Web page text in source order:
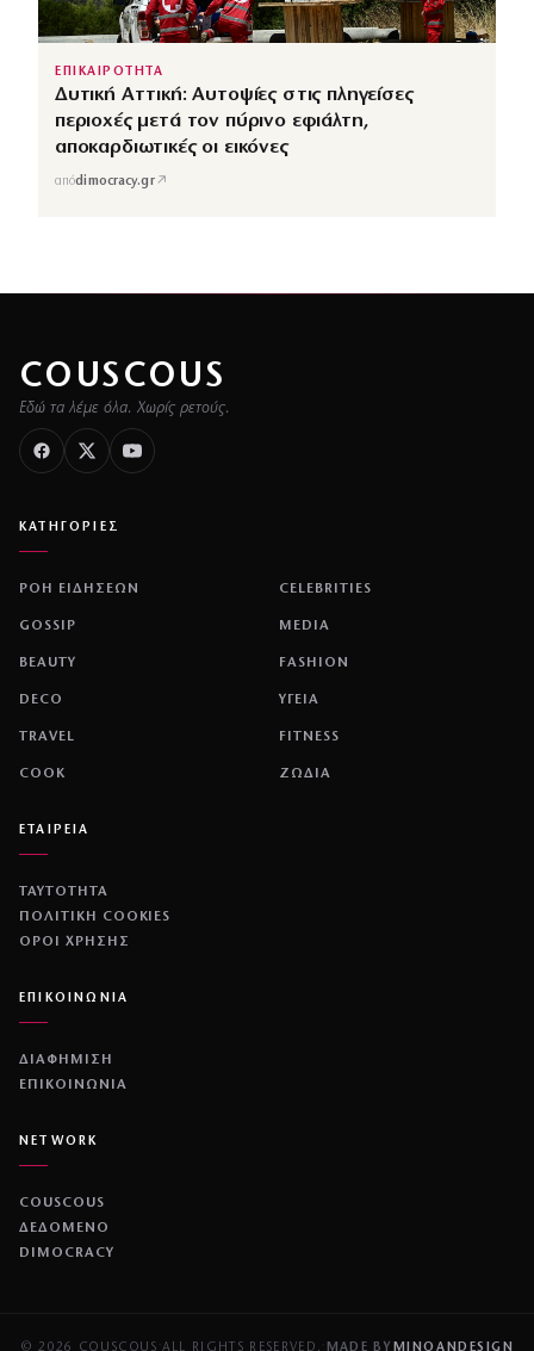
ΕΠΙΚΑΙΡΟΤΗΤΑ
Δυτική Αττική: Αυτοψίες στις πληγείσες
περιοχές μετά τον πύρινο εφιάλτη,
αποκαρδιωτικές οι εικόνες
απόdimocracy.gr↗
COUSCOUS
Εδώ τα λέμε όλα. Χωρίς ρετούς.
ΚΑΤΗΓΟΡΙΕΣ
ΡΟΗ ΕΙΔΗΣΕΩΝ CELEBRITIES
GOSSIP MEDIA
BEAUTY FASHION
DECO ΥΓΕΙΑ
TRAVEL FITNESS
COOK ΖΩΔΙΑ
ΕΤΑΙΡΕΙΑ
ΤΑΥΤΟΤΗΤΑ
ΠΟΛΙΤΙΚΉ COOKIES
ΌΡΟΙ ΧΡΉΣΗΣ
ΕΠΙΚΟΙΝΩΝΙΑ
ΔΙΑΦΗΜΙΣΗ
ΕΠΙΚΟΙΝΩΝΙΑ
NETWORK
COUSCOUS
ΔΕΔΟΜΕΝΟ
DIMOCRACY
© 2026 COUSCOUS ALL RIGHTS RESERVED. MADE BY MINOANDESIGN